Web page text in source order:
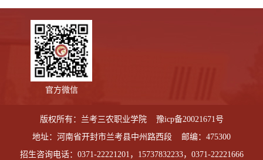
官方微信
版权所有：兰考三农职业学院 豫icp备20021671号
地址：河南省开封市兰考县中州路西段 邮编：475300
招生咨询电话：0371-22221201，15737832233，0371-22221666